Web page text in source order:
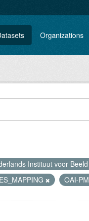
Organizations
Instituut voor
ES_MAPPING OAI-